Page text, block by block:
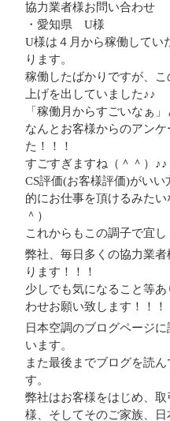
協力業者様お問い合わせ
・愛知県 U様
U様は４月から稼働してい
ります。
稼働したばかりですが、
上げを出していました♪♪
「稼働月からすごいなぁ
なんとお客様からのアン
た！！！
すごすぎますね（＾＾）♪♪
CS評価(お客様評価)がい
的にお仕事を頂けるみた
＾）
これからもこの調子で宜
弊社、毎日多くの協力業
ります！！！
少しでも気になること等
わせお願い致します！！！
日本空調のブログページ
います。
また最後までブログを読
す。
弊社はお客様をはじめ、
様、そしてそのご家族、